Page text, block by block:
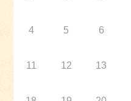
4 5 6
11 12 13